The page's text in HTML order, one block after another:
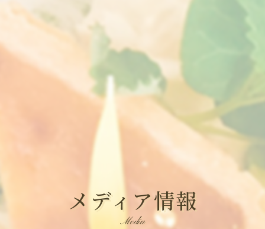
メディア情報
Media